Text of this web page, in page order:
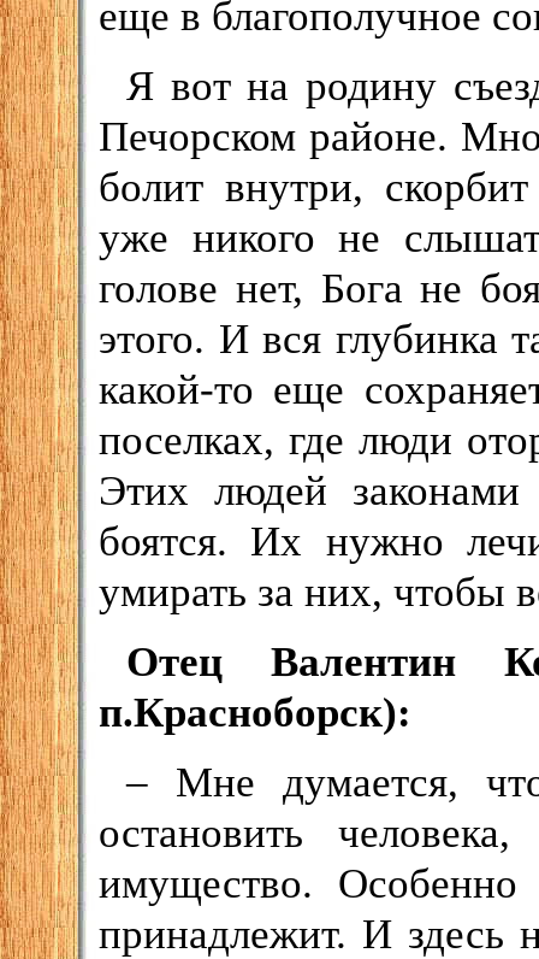
еще в благополучное
Я вот на родину
Печорском районе.
болит внутри,
уже никого не
голове нет, Бога не
этого. И вся глубинка
какой-то еще
поселках, где люди
Этих людей
боятся. Их нужно
умирать за них, чтобы
Отец Валентин
п.Красноборск):
– Мне думается,
остановить
имущество.
принадлежит. И здесь